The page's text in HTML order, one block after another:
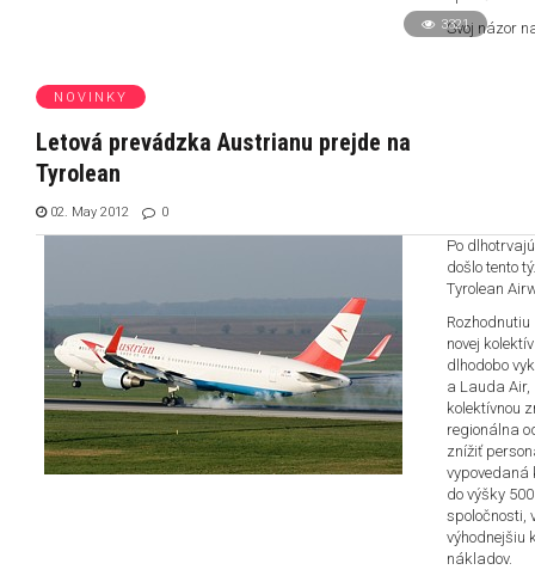
Svoj názor
3321
NOVINKY
Letová prevádzka Austrianu prejde na
Tyrolean
02. May 2012 0
Po
došlo tento
Tyrolean
novej
dlhodobo
a Lauda Air,
kolektívnou
regionálna
znížiť
vypovedaná
do výšky
spoločnosti,
výhodnejšiu
nákladov.